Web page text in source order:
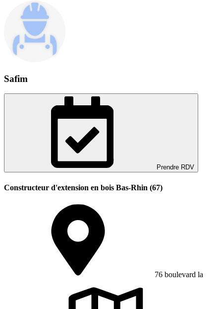
Safim
Prendre RDV
Constructeur d'extension en bois Bas-Rhin (67)
76 boulevard la